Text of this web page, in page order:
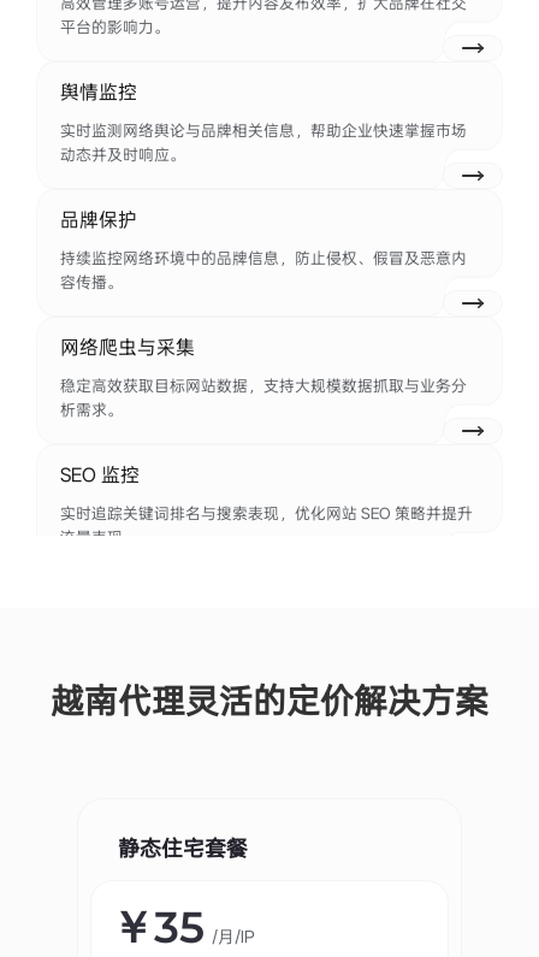
平台的影响力。
舆情监控
实时监测网络舆论与品牌相关信息，帮助企业快速掌握市场
动态并及时响应。
品牌保护
持续监控网络环境中的品牌信息，防止侵权、假冒及恶意内
容传播。
网络爬虫与采集
稳定高效获取目标网站数据，支持大规模数据抓取与业务分
析需求。
SEO 监控
实时追踪关键词排名与搜索表现，优化网站 SEO 策略并提升
流量表现。
旅游信息聚合
服务平台。
越南代理灵活的定价解决方案
静态住宅套餐
￥35 /月/IP